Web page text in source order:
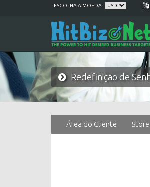
ESCOLHA A MOEDA:
Redefinição de
Área do Cliente Store